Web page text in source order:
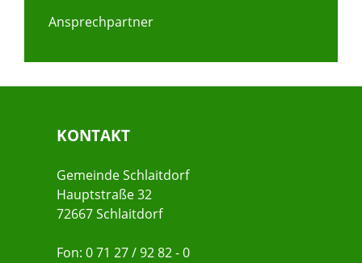
Ansprechpartner
KONTAKT
Gemeinde Schlaitdorf
Hauptstraße 32
72667 Schlaitdorf
Fon: 0 71 27 / 92 82 - 0